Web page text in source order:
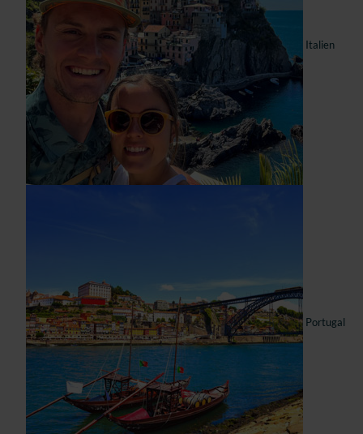
Italien
Portugal